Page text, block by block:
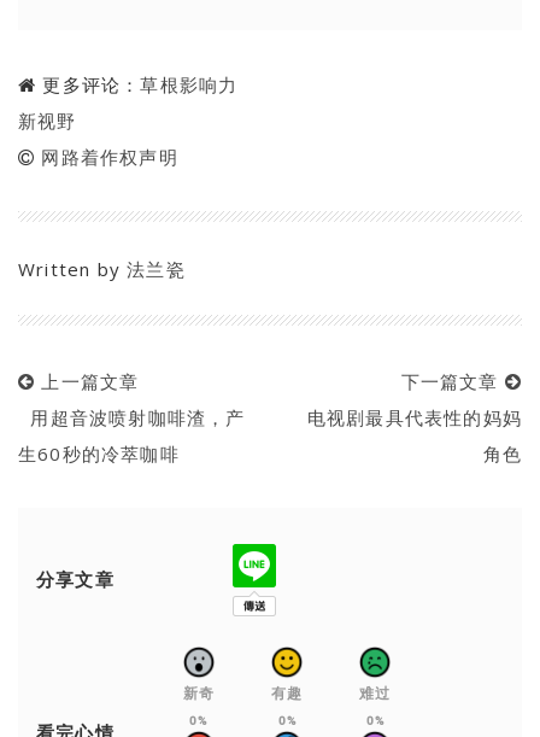
更多评论：草根影响力
新视野
网路着作权声明
Written by法兰瓷
上一篇文章
用超音波喷射咖啡渣，产
生60秒的冷萃咖啡
下一篇文章
电视剧最具代表性的妈妈
角色
分享文章
看完心情
新奇
0%
有趣
0%
难过
0%